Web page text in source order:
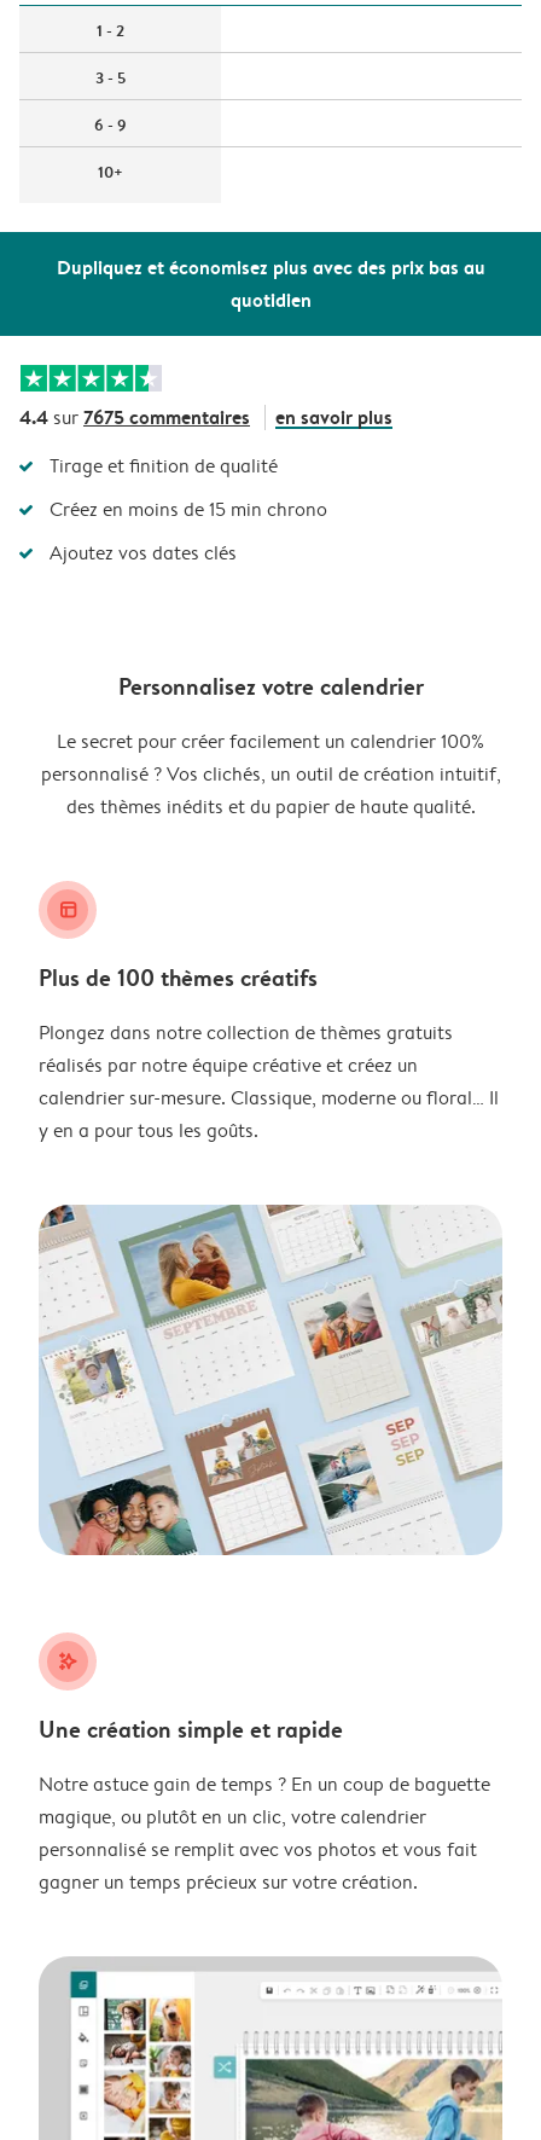
Dupliquez et économisez plus avec des prix bas au
quotidien
1 - 2
3 - 5
6 - 9
10+
4.4 sur7675 commentaires en savoir plus
Tirage et finition de qualité
Créez en moins de 15 min chrono
Ajoutez vos dates clés
Personnalisez votre calendrier
Le secret pour créer facilement un calendrier 100%
personnalisé ? Vos clichés, un outil de création intuitif,
des thèmes inédits et du papier de haute qualité.
layout_alt
Plus de 100 thèmes créatifs
Plongez dans notre collection de thèmes gratuits
réalisés par notre équipe créative et créez un
calendrier sur-mesure. Classique, moderne ou floral… Il
y en a pour tous les goûts.
stars_plus
Une création simple et rapide
Notre astuce gain de temps ? En un coup de baguette
magique, ou plutôt en un clic, votre calendrier
personnalisé se remplit avec vos photos et vous fait
gagner un temps précieux sur votre création.